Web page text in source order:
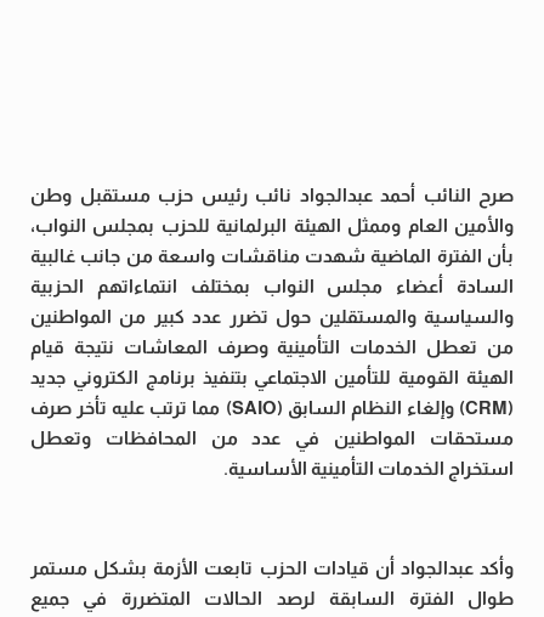
صرح النائب أحمد عبدالجواد نائب رئيس حزب مستقبل وطن
والأمين العام وممثل الهيئة البرلمانية للحزب بمجلس النواب،
بأن الفترة الماضية شهدت مناقشات واسعة من جانب غالبية
السادة أعضاء مجلس النواب بمختلف انتماءاتهم الحزبية
والسياسية والمستقلين حول تضرر عدد كبير من المواطنين
من تعطل الخدمات التأمينية وصرف المعاشات نتيجة قيام
الهيئة القومية للتأمين الاجتماعي بتنفيذ برنامج الكتروني جديد
(CRM) وإلغاء النظام السابق (SAIO) مما ترتب عليه تأخر صرف
مستحقات المواطنين في عدد من المحافظات وتعطل
استخراج الخدمات التأمينية الأساسية.
وأكد عبدالجواد أن قيادات الحزب تابعت الأزمة بشكل مستمر
طوال الفترة السابقة لرصد الحالات المتضررة في جميع